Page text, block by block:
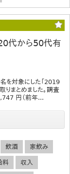
代から50代有
を対象にした「2019
りまとめました。調査
円（前年...
飲酒 家飲み
料 収入